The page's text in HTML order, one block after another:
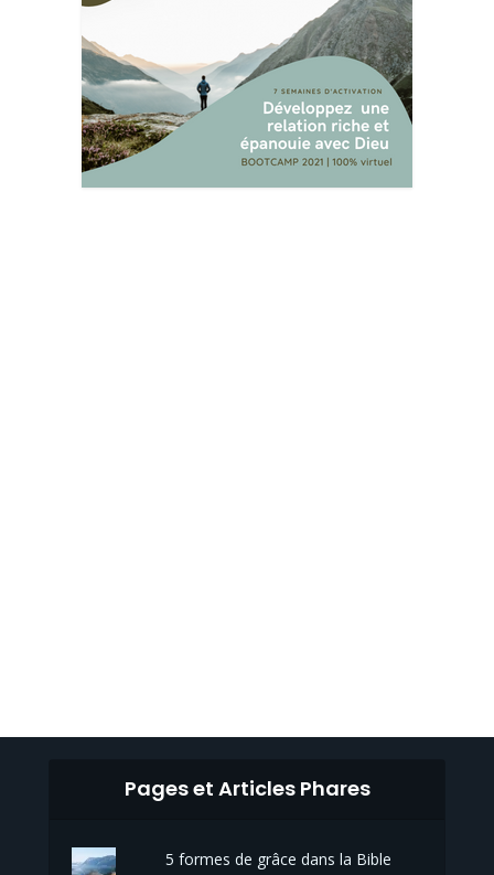
Pages et Articles Phares
5 formes de grâce dans la Bible